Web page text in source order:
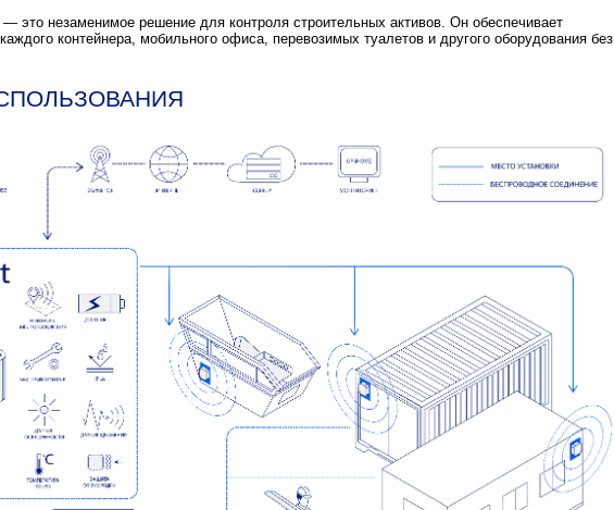
— это незаменимое решение для контроля строительных активов. Он обеспечивает
контейнера, мобильного офиса, перевозимых туалетов и другого оборудования без